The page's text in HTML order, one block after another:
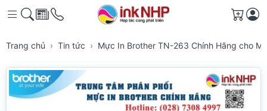
Giỏ
Trang chủ Tin tức Mực In Brother TN-263 Chính Hãng cho